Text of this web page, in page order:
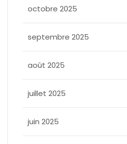
octobre 2025
septembre 2025
août 2025
juillet 2025
juin 2025